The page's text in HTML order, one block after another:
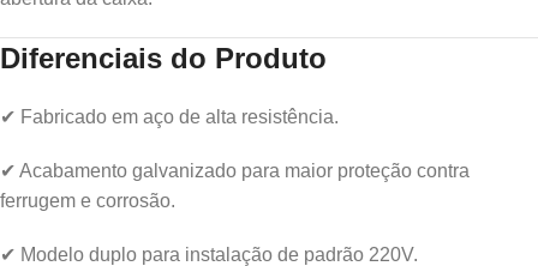
Diferenciais do Produto
✔ Fabricado em aço de alta resistência.
✔ Acabamento galvanizado para maior proteção contra
ferrugem e corrosão.
✔ Modelo duplo para instalação de padrão 220V.